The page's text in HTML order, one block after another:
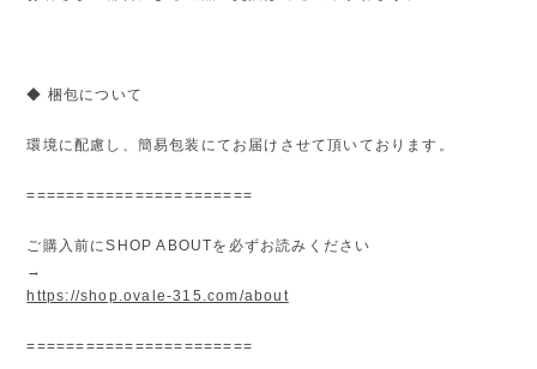
◆ 梱包について
環境に配慮し、簡易包装にてお届けさせて頂いております。
=======================
ご購入前にSHOP ABOUTを必ずお読みください
→
https://shop.ovale-315.com/about
=======================